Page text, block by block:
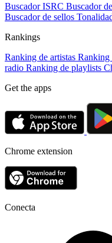
Buscador ISRC Buscador
Buscador de sellos
Rankings
Ranking de artistas Ranking
radio Ranking de playlists
Get the apps
Chrome extension
Conecta